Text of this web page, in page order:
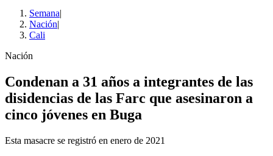
Semana|
Nación|
Cali
Nación
Condenan a 31 años a integrantes de las
disidencias de las Farc que asesinaron a
cinco jóvenes en Buga
Esta masacre se registró en enero de 2021